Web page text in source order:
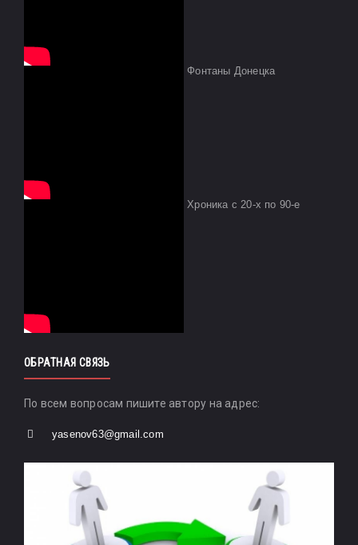
Фонтаны Донецка
Хроника с 20-х по 90-е
ОБРАТНАЯ СВЯЗЬ
По всем вопросам пишите автору на адрес:
yasenov63@gmail.com